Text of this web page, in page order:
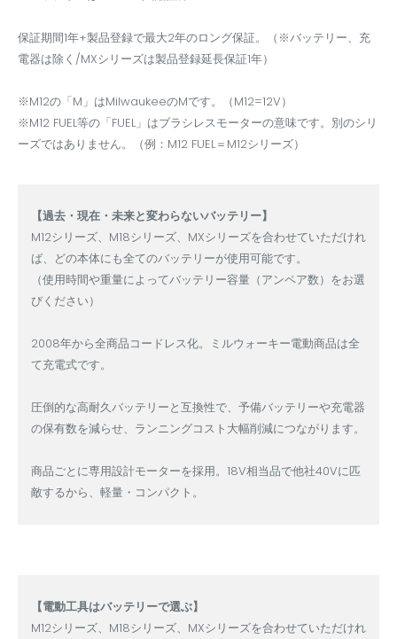
保証期間1年+製品登録で最大2年のロング保証。（※バッテリー、充
電器は除く/MXシリーズは製品登録延長保証1年）
※M12の「M」はMilwaukeeのMです。（M12=12V）
※M12 FUEL等の「FUEL」はブラシレスモーターの意味です。別のシリ
ーズではありません。（例：M12 FUEL＝M12シリーズ）
【過去・現在・未来と変わらないバッテリー】
M12シリーズ、M18シリーズ、MXシリーズを合わせていただけれ
ば、どの本体にも全てのバッテリーが使用可能です。
（使用時間や重量によってバッテリー容量（アンペア数）をお選
びください）
2008年から全商品コードレス化。ミルウォーキー電動商品は全
て充電式です。
圧倒的な高耐久バッテリーと互換性で、予備バッテリーや充電器
の保有数を減らせ、ランニングコスト大幅削減につながります。
商品ごとに専用設計モーターを採用。18V相当品で他社40Vに匹
敵するから、軽量・コンパクト。
【電動工具はバッテリーで選ぶ】
M12シリーズ、M18シリーズ、MXシリーズを合わせていただけれ